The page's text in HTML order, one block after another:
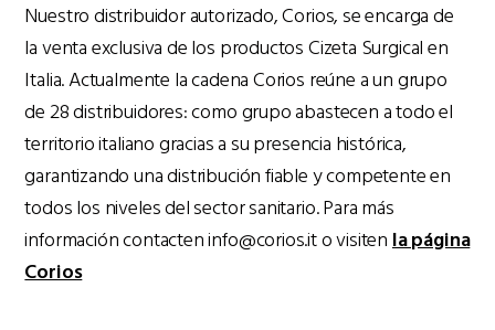
Nuestro distribuidor autorizado, Corios, se encarga de
la venta exclusiva de los productos Cizeta Surgical en
Italia. Actualmente la cadena Corios reúne a un grupo
de 28 distribuidores: como grupo abastecen a todo el
territorio italiano gracias a su presencia histórica,
garantizando una distribución fiable y competente en
todos los niveles del sector sanitario. Para más
información contacten info@corios.it o visitenla página
Corios